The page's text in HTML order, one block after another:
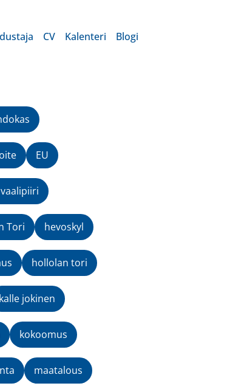
CV Kalenteri Blogi
EU
Tori hevoskyl
hollolan tori
kalle jokinen
kokoomus
maatalous